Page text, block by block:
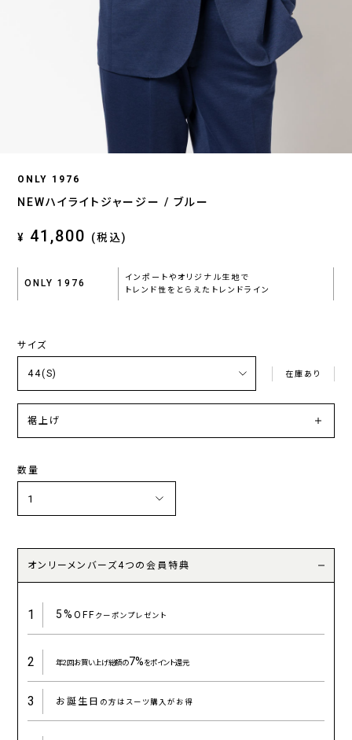
ONLY 1976
NEWハイライトジャージー / ブルー
¥ 41,800 (税込)
ONLY 1976
インポートやオリジナル生地で
トレンド性をとらえたトレンドライン
サイズ
在庫あり
裾上げ
数量
オンリーメンバーズ4つの会員特典
1 5%OFFクーポンプレゼント
2 年2回お買い上げ総額の7%をポイント還元
3 お誕生日 の方はスーツ購入がお得